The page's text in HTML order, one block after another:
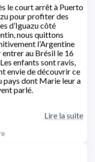
le court arrêt à Puerto
pour profiter des
d’Iguazu côté
nous quittons
l’Argentine
entrer au Brésil le 16
enfants sont ravis,
envie de découvrir ce
pays dont Marie leur a
parlé.
Lire la suite